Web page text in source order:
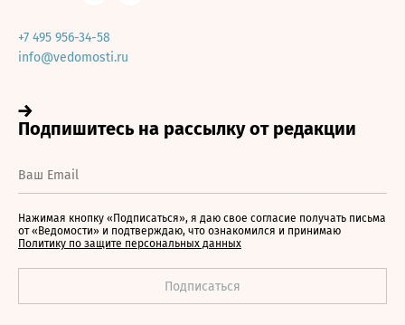
+7 495 956-34-58
info@vedomosti.ru
Нажимая кнопку «Подписаться», я даю свое согласие получать письма
от «Ведомости» и подтверждаю, что ознакомился и принимаю
Политику по защите персональных данных